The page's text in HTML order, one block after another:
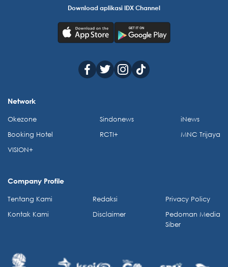
Download aplikasi IDX Channel
Network
Okezone
Booking Hotel
VISION+
Sindonews
RCTI+
iNews
MNC Trijaya
Company Profile
Tentang Kami
Kontak Kami
Redaksi
Disclaimer
Privacy Policy
Pedoman Media
Siber